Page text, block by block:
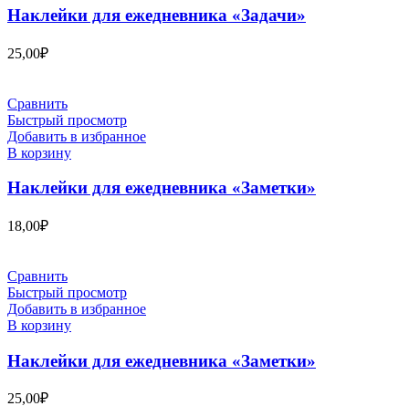
Наклейки для ежедневника «Задачи»
25,00₽
Сравнить
Быстрый просмотр
Добавить в избранное
В корзину
Наклейки для ежедневника «Заметки»
18,00₽
Сравнить
Быстрый просмотр
Добавить в избранное
В корзину
Наклейки для ежедневника «Заметки»
25,00₽